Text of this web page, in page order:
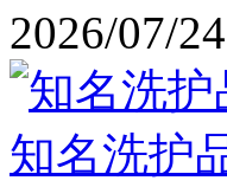
2026/07/24
知名洗护